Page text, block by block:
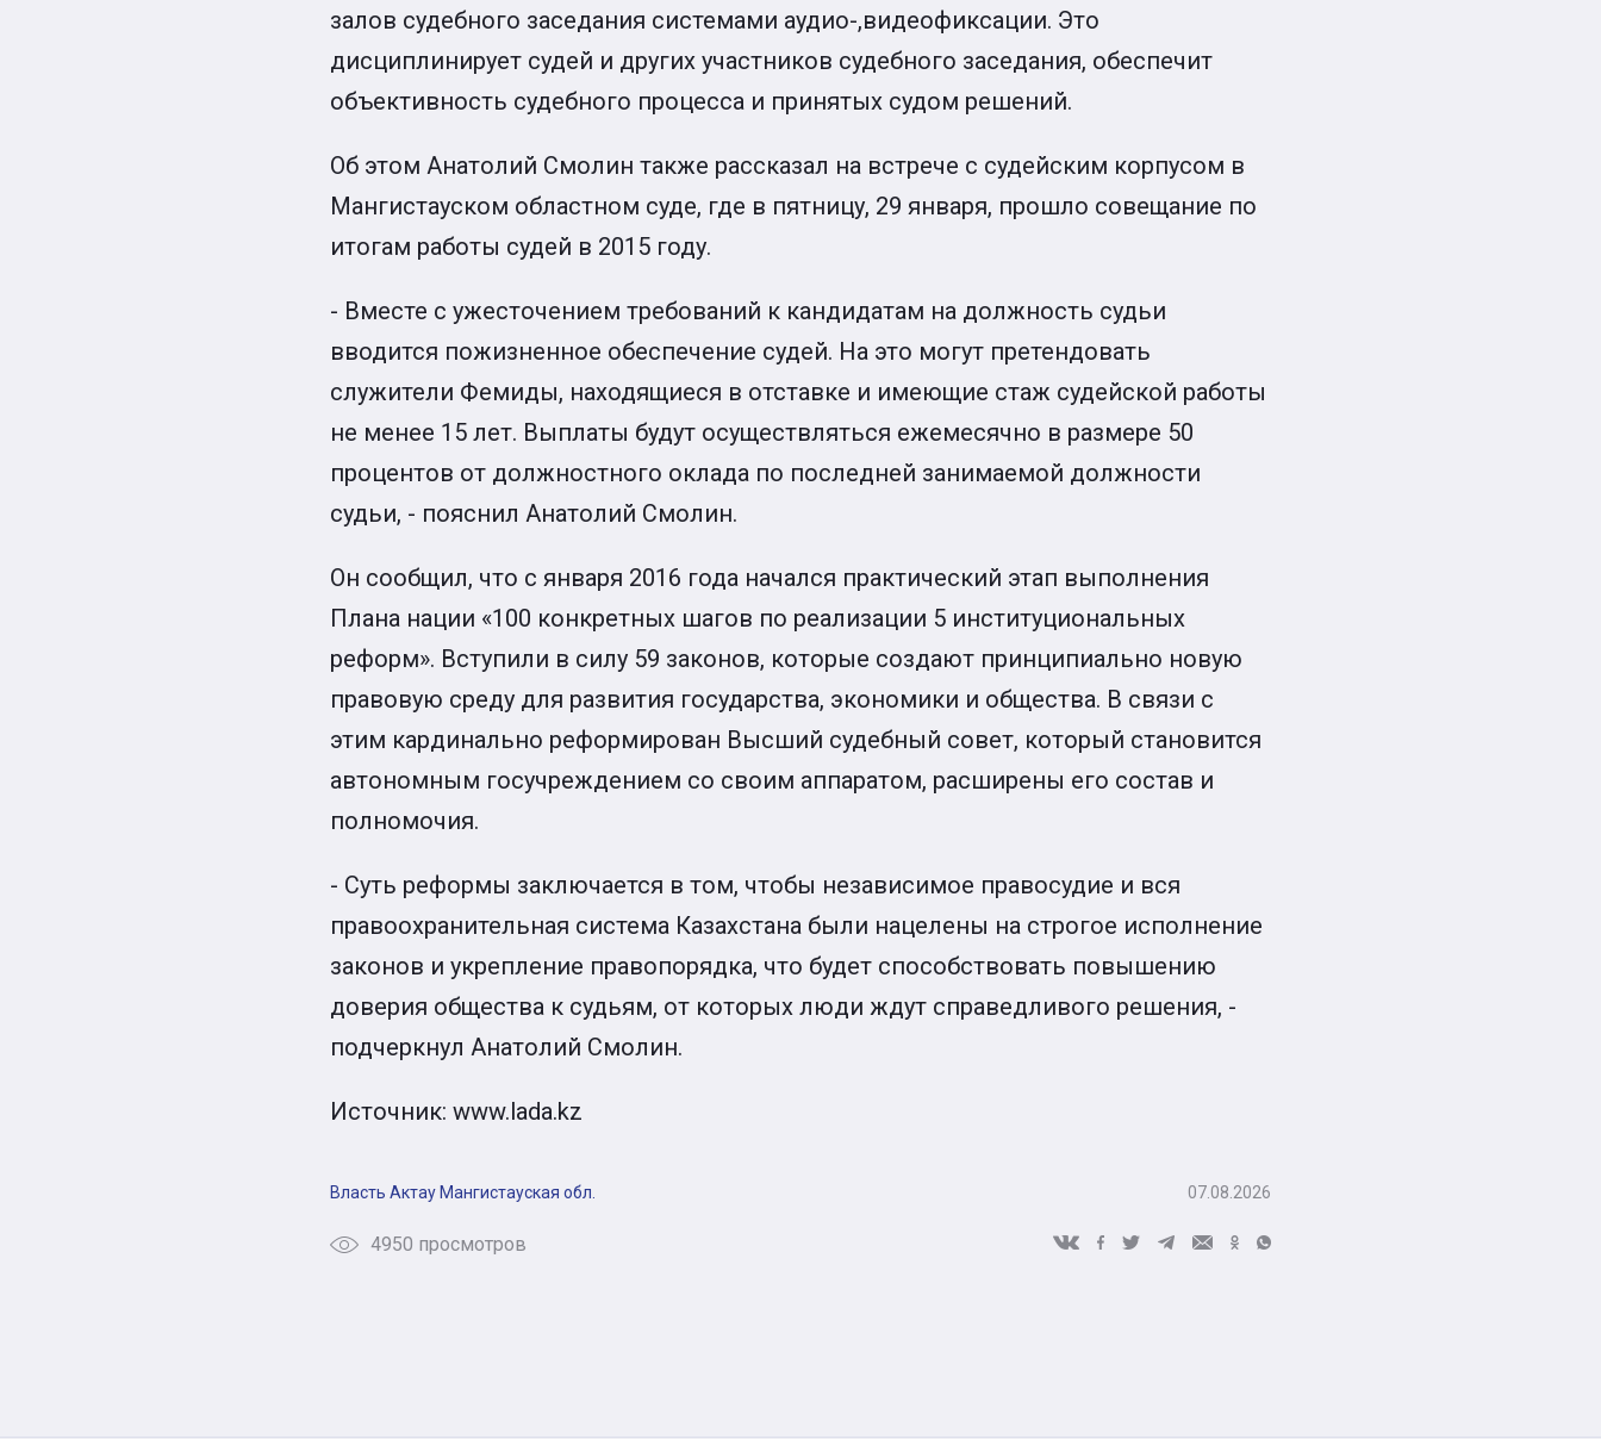
залов судебного заседания системами аудио-,видеофиксации. Это
дисциплинирует судей и других участников судебного заседания, обеспечит
объективность судебного процесса и принятых судом решений.
Об этом Анатолий Смолин также рассказал на встрече с судейским корпусом в
Мангистауском областном суде, где в пятницу, 29 января, прошло совещание по
итогам работы судей в 2015 году.
- Вместе с ужесточением требований к кандидатам на должность судьи
вводится пожизненное обеспечение судей. На это могут претендовать
служители Фемиды, находящиеся в отставке и имеющие стаж судейской работы
не менее 15 лет. Выплаты будут осуществляться ежемесячно в размере 50
процентов от должностного оклада по последней занимаемой должности
судьи, - пояснил Анатолий Смолин.
Он сообщил, что с января 2016 года начался практический этап выполнения
Плана нации «100 конкретных шагов по реализации 5 институциональных
реформ». Вступили в силу 59 законов, которые создают принципиально новую
правовую среду для развития государства, экономики и общества. В связи с
этим кардинально реформирован Высший судебный совет, который становится
автономным госучреждением со своим аппаратом, расширены его состав и
полномочия.
- Суть реформы заключается в том, чтобы независимое правосудие и вся
правоохранительная система Казахстана были нацелены на строгое исполнение
законов и укрепление правопорядка, что будет способствовать повышению
доверия общества к судьям, от которых люди ждут справедливого решения, -
подчеркнул Анатолий Смолин.
Источник: www.lada.kz
Власть Актау Мангистауская обл. 07.08.2026
4950 просмотров